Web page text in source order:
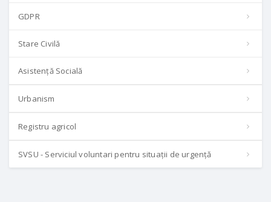
GDPR
Stare Civilă
Asistență Socială
Urbanism
Registru agricol
SVSU - Serviciul voluntari pentru situații de urgență